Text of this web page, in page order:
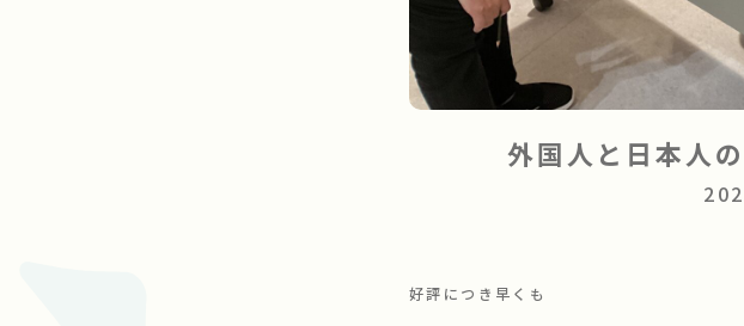
外国人と日本人
好評につき早くも